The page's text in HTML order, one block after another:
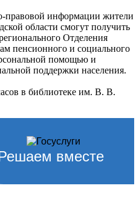
правовой информации жители
области смогут получить
Отделения
пенсионного и социального
помощью и
поддержки населения.
в библиотеке им. В. В.
вместе